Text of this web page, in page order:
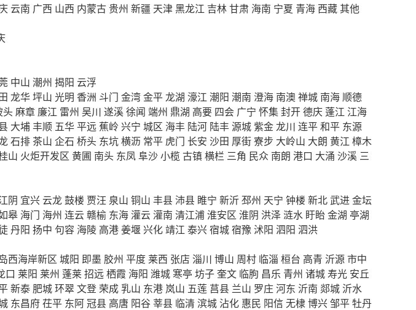
云南 广西 山西 内蒙古 贵州 新疆 天津黑龙江 吉林甘肃 海南 宁夏 青海 西藏其他
中山 潮州 揭阳 云浮
龙华坪山 光明 香洲 斗门 金湾金平龙湖 濠江 潮阳 潮南 澄海 南澳禅城 南海 顺德
头麻章 廉江 雷州 吴川 遂溪徐闻 端州 鼎湖 高要 四会 广宁 怀集封开德庆 蓬江 江海
大埔丰顺 五华平远 蕉岭 兴宁 城区 海丰 陆河 陆丰源城紫金龙川 连平和平 东源
石排茶山 企石 桥头 东坑横沥 常平 虎门 长安 沙田 厚街寮步 大岭山 大朗 黄江 樟木
山 火炬开发区 黄圃 南头 东凤阜沙小榄 古镇横栏 三角 民众 南朗 港口 大涌 沙溪 三
阴 宜兴 云龙鼓楼 贾汪 泉山 铜山 丰县 沛县 睢宁 新沂邳州 天宁 钟楼 新北武进金坛
皋 海门 海州 连云赣榆 东海灌云灌南 清江浦淮安区 淮阴 洪泽 涟水 盱眙金湖 亭湖
丹阳 扬中 句容 海陵 高港姜堰兴化靖江 泰兴宿城宿豫 沭阳 泗阳 泗洪
西海岸新区 城阳 即墨 胶州 平度 莱西 张店 淄川 博山 周村 临淄 桓台 高青 沂源市中
口 莱阳 莱州 蓬莱招远 栖霞 海阳 潍城 寒亭 坊子奎文 临朐 昌乐 青州 诸城寿光 安丘
新泰 肥城环翠文登 荣成乳山 东港 岚山 五莲 莒县 兰山 罗庄河东 沂南 郯城 沂水
东昌府茌平 东阿冠县 高唐 阳谷莘县 临清滨城 沾化 惠民 阳信无棣博兴邹平牡丹